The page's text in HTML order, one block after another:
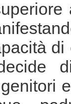
di